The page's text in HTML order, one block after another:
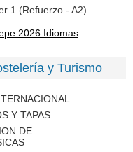
1 (Refuerzo - A2)
2026 Idiomas
y Turismo
Y TAPAS
DE